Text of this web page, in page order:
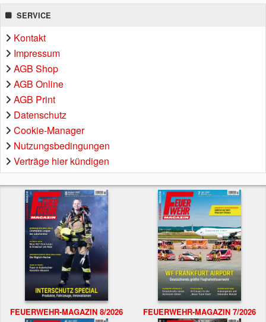
SERVICE
Kontakt
Impressum
AGB Shop
AGB Online
AGB Print
Datenschutz
Cookie-Manager
Nutzungsbedingungen
Verträge hier kündigen
FEUERWEHR-MAGAZIN 8/2026 FEUERWEHR-MAGAZIN 7/2026